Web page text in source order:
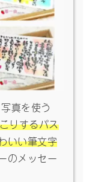
写真を使う
りするパス
いい筆文字
のメッセー